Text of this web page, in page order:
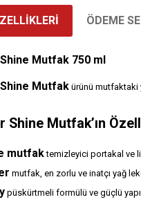
ÖDEME
Mutfak 750 ml
Mutfakürünü mutfaktaki
Shine Mutfak’ın
mutfaktemizleyici portakal ve
mutfak, en zorlu ve inatçı yağ
püskürtmeli formülü ve güçlü